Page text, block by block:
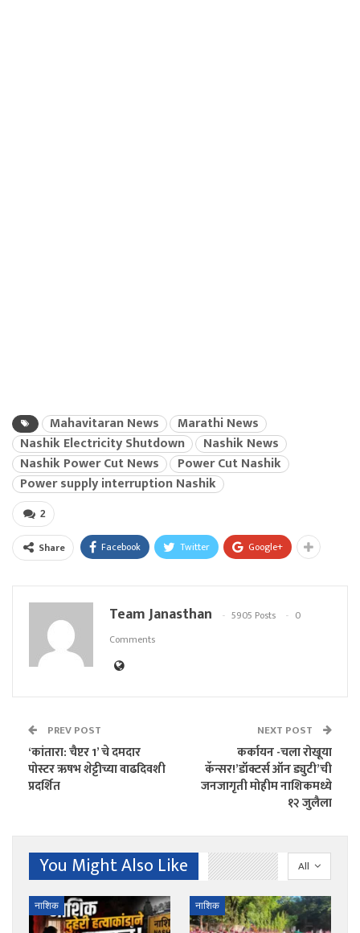
Mahavitaran News
Marathi News
Nashik Electricity Shutdown
Nashik News
Nashik Power Cut News
Power Cut Nashik
Power supply interruption Nashik
2
Share Facebook Twitter Google+
Team Janasthan 5905 Posts
0
Comments
PREV POST
‘कांतारा: चैप्टर 1’ चे दमदार
पोस्टर ऋषभ शेट्टीच्या वाढदिवशी
प्रदर्शित
NEXT POST
कर्कायन -चला रोखूया
कॅन्सर!’डॉक्टर्स ऑन ड्युटी’ची
जनजागृती मोहीम नाशिकमध्ये
१२ जुलैला
All
You Might Also Like
नाशिक नाशिक